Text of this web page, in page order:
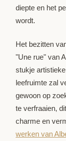
diepte en het
wordt.
Het bezitten
"Une rue" van
stukje
leefruimte zal
gewoon op
te verfraaien,
charme en
werken van